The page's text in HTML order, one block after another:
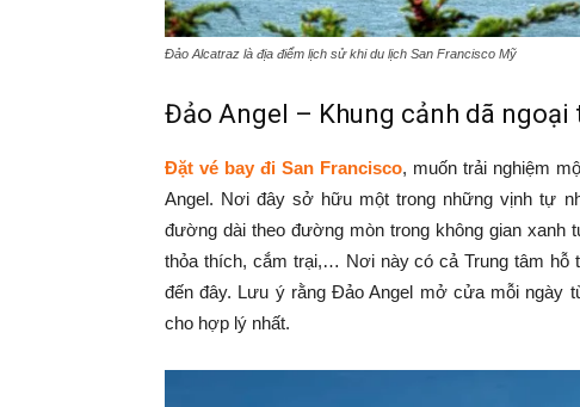
Đảo Alcatraz là địa điểm lịch sử khi du lịch San Francisco Mỹ
Đảo Angel – Khung cảnh dã ngoại
Đặt vé bay đi San Francisco, muốn trải nghiệm
Angel. Nơi đây sở hữu một trong những vịnh tự
đường dài theo đường mòn trong không gian xanh
thỏa thích, cắm trại,… Nơi này có cả Trung tâm hỗ
đến đây. Lưu ý rằng Đảo Angel mở cửa mỗi ngày
cho hợp lý nhất.